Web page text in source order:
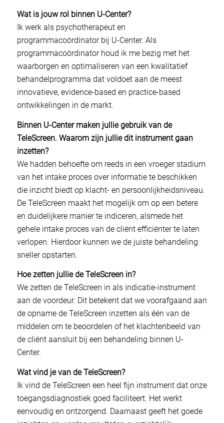
Wat is jouw rol binnen U-Center?
Ik werk als psychotherapeut en
programmacoördinator bij U-Center. Als
programmacoördinator houd ik me bezig met het
waarborgen en optimaliseren van een kwalitatief
behandelprogramma dat voldoet aan de meest
innovatieve, evidence-based en practice-based
ontwikkelingen in de markt.
Binnen U-Center maken jullie gebruik van de
TeleScreen. Waarom zijn jullie dit instrument gaan
inzetten?
We hadden behoefte om reeds in een vroeger stadium
van het intake proces over informatie te beschikken
die inzicht biedt op klacht- en persoonlijkheidsniveau.
De TeleScreen maakt het mogelijk om op een betere
en duidelijkere manier te indiceren, alsmede het
gehele intake proces van de cliënt efficiënter te laten
verlopen. Hierdoor kunnen we de juiste behandeling
sneller opstarten.
Hoe zetten jullie de TeleScreen in?
We zetten de TeleScreen in als indicatie-instrument
aan de voordeur. Dit betekent dat we voorafgaand aan
de opname de TeleScreen inzetten als één van de
middelen om te beoordelen of het klachtenbeeld van
de cliënt aansluit bij een behandeling binnen U-
Center.
Wat vind je van de TeleScreen?
Ik vind de TeleScreen een heel fijn instrument dat onze
toegangsdiagnostiek goed faciliteert. Het werkt
eenvoudig en ontzorgend. Daarnaast geeft het goede